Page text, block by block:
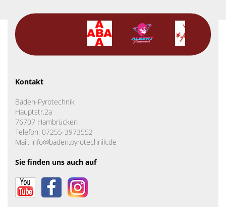
Kontakt
Baden-Pyrotechnik
Hauptstr.2a
76707 Hambrücken
Telefon: 07255-3973552
Mail: info@baden.pyrotechnik.de
Sie finden uns auch auf